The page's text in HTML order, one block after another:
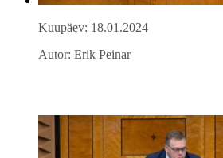
Kuupäev: 18.01.2024
Autor: Erik Peinar